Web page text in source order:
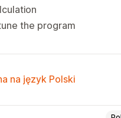
the program
na język Polski